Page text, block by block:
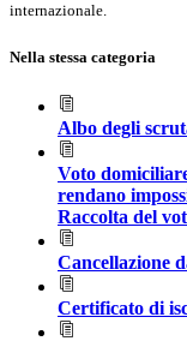
internazionale.
Nella stessa categoria
Albo degli
Voto
rendano
Raccolta del
Cancellazione
Certificato di